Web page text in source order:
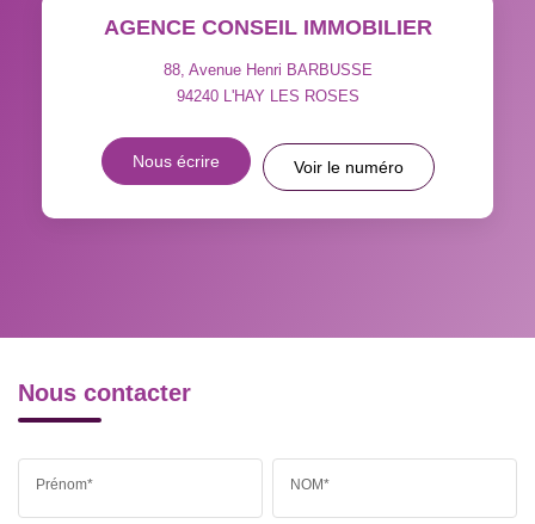
TAXE FONCIÈRE
PART DES MÉNAGES SANS
VOITURE
RÉSULTATS DES LYCÉES ECOLES ET CRÈCHES
AGENCE CONSEIL IMMOBILIER
88, Avenue Henri BARBUSSE
94240 L'HAY LES ROSES
Nous écrire Voir le numéro
Nous contacter
Prénom* NOM*